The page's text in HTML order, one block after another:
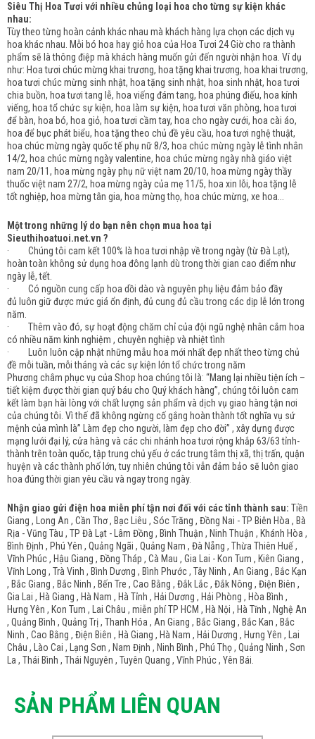
Siêu Thị Hoa Tươi với nhiều chủng loại hoa cho từng sự kiện khác
nhau:
Tùy theo từng hoàn cảnh khác nhau mà khách hàng lựa chọn các dịch vụ
hoa khác nhau. Mỗi bó hoa hay giỏ hoa của Hoa Tươi 24 Giờ cho ra thành
phẩm sẽ là thông điệp mà khách hàng muốn gửi đến người nhận hoa. Ví dụ
như: Hoa tươi chúc mừng khai trương, hoa tặng khai trương, hoa khai trương,
hoa tươi chúc mừng sinh nhật, hoa tặng sinh nhật, hoa sinh nhật, hoa tươi
chia buồn, hoa tươi tang lễ, hoa viếng đám tang, hoa phúng điếu, hoa kính
viếng, hoa tổ chức sự kiện, hoa làm sự kiện, hoa tươi văn phòng, hoa tươi
để bàn, hoa bó, hoa giỏ, hoa tươi cầm tay, hoa cho ngày cưới, hoa cài áo,
hoa để bục phát biểu, hoa tặng theo chủ đề yêu cầu, hoa tươi nghệ thuật,
hoa chúc mừng ngày quốc tế phụ nữ 8/3, hoa chúc mừng ngày lễ tình nhân
14/2, hoa chúc mừng ngày valentine, hoa chúc mừng ngày nhà giáo việt
nam 20/11, hoa mừng ngày phụ nữ việt nam 20/10, hoa mừng ngày thầy
thuốc việt nam 27/2, hoa mừng ngày của mẹ 11/5, hoa xin lỗi, hoa tặng lễ
tốt nghiệp, hoa mừng tân gia, hoa mừng thọ, hoa chúc mừng, xe hoa...
Một trong những lý do bạn nên chọn mua hoa tại
Sieuthihoatuoi.net.vn ?
· Chúng tôi cam kết 100% là hoa tươi nhập về trong ngày (từ Đà Lạt),
hoàn toàn không sử dụng hoa đông lạnh dù trong thời gian cao điểm như
ngày lễ, tết.
· Có nguồn cung cấp hoa dồi dào và nguyên phụ liệu đảm bảo đầy
đủ luôn giữ được mức giá ổn định, đủ cung đủ cầu trong các dịp lễ lớn trong
năm.
· Thêm vào đó, sự hoạt động chăm chỉ của đội ngũ nghệ nhân cắm hoa
có nhiều năm kinh nghiệm , chuyên nghiệp và nhiệt tình
· Luôn luôn cập nhật những mẫu hoa mới nhất đẹp nhất theo từng chủ
đề mỗi tuần, mỗi tháng và các sự kiện lớn tổ chức trong năm
Phương châm phục vụ của Shop hoa chúng tôi là: “Mang lại nhiều tiện ích –
tiết kiệm được thời gian quý báu cho Quý khách hàng”, chúng tôi luôn cam
kết làm bạn hài lòng với chất lượng sản phẩm và dịch vụ giao hàng tận nơi
của chúng tôi. Vì thế đã không ngừng cố gắng hoàn thành tốt nghĩa vụ sứ
mệnh của mình là” Làm đẹp cho người, làm đẹp cho đời” , xây dựng được
mạng lưới đại lý, cửa hàng và các chi nhánh hoa tươi rộng khắp 63/63 tỉnh-
thành trên toàn quốc, tập trung chủ yếu ở các trung tâm thị xã, thị trấn, quận
huyện và các thành phố lớn, tuy nhiên chúng tôi vẫn đảm bảo sẽ luôn giao
hoa đúng thời gian yêu cầu và ngay trong ngày.
Nhận giao gửi điện hoa miễn phí tận nơi đối với các tỉnh thành sau: Tiền
Giang , Long An , Cần Thơ , Bạc Liêu , Sóc Trăng , Đồng Nai - TP Biên Hòa , Bà
Rịa - Vũng Tàu , TP Đà Lạt - Lâm Đồng , Bình Thuận , Ninh Thuận , Khánh Hòa ,
Bình Định , Phú Yên , Quảng Ngãi , Quảng Nam , Đà Nẵng , Thừa Thiên Huế ,
Vĩnh Phúc , Hậu Giang , Đồng Tháp , Cà Mau , Gia Lai - Kon Tum , Kiên Giang ,
Vĩnh Long , Trà Vinh , Bình Dương , Bình Phước , Tây Ninh , An Giang , Bắc Kạn
, Bắc Giang , Bắc Ninh , Bến Tre , Cao Bằng , Đắk Lắc , Đắk Nông , Điện Biên ,
Gia Lai , Hà Giang , Hà Nam , Hà Tỉnh , Hải Dương , Hải Phòng , Hòa Bình ,
Hưng Yên , Kon Tum , Lai Châu , miễn phí TP HCM , Hà Nội , Hà Tĩnh , Nghệ An
, Quảng Bình , Quảng Trị , Thanh Hóa , An Giang , Bắc Giang , Bắc Kan , Bắc
Ninh , Cao Bằng , Điện Biên , Hà Giang , Hà Nam , Hải Dương , Hưng Yên , Lai
Châu , Lào Cai , Lạng Sơn , Nam Định , Ninh Bình , Phú Thọ , Quảng Ninh , Sơn
La , Thái Bình , Thái Nguyên , Tuyên Quang , Vĩnh Phúc , Yên Bái.
SẢN PHẨM LIÊN QUAN